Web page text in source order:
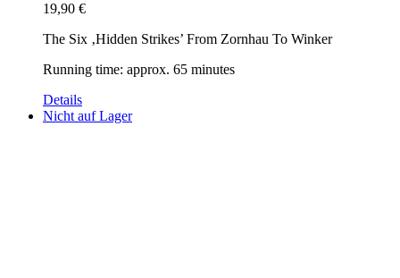
19,90 €
The Six ‚Hidden Strikes’ From Zornhau To Winker
Running time: approx. 65 minutes
Details
Nicht auf Lager